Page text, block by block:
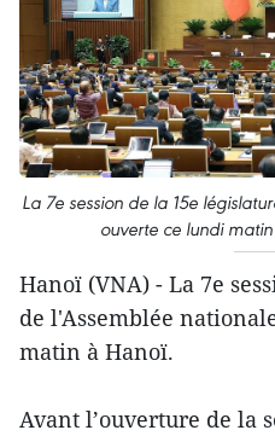
La 7e session de la 15e
ouverte ce lundi
Hanoï (VNA) - La 7e
de l'Assemblée
matin à Hanoï.
Avant l’ouverture de la